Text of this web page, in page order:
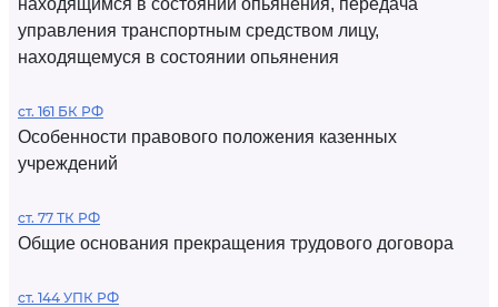
находящимся в состоянии опьянения, передача
управления транспортным средством лицу,
находящемуся в состоянии опьянения
ст. 161 БК РФ
Особенности правового положения казенных
учреждений
ст. 77 ТК РФ
Общие основания прекращения трудового договора
ст. 144 УПК РФ